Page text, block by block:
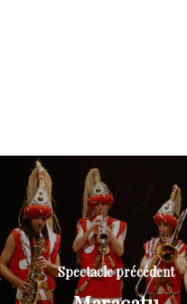
Spectacle précédent